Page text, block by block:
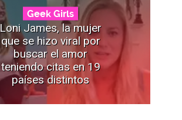
Geek Girls
Loni James, la mujer
que se hizo viral por
buscar el amor
teniendo citas en 19
países distintos